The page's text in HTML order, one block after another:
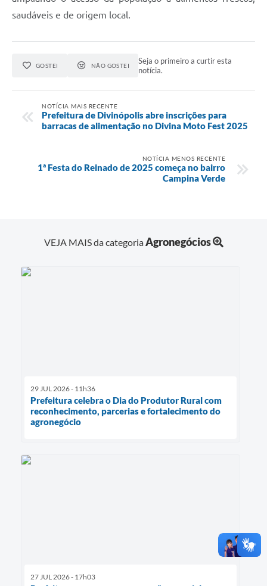
saudáveis e de origem local.
GOSTEI NÃO GOSTEI
Seja o primeiro a curtir esta
notícia.
NOTÍCIA MAIS RECENTE
Prefeitura de Divinópolis abre inscrições para
barracas de alimentação no Divina Moto Fest 2025
NOTÍCIA MENOS RECENTE
1ª Festa do Reinado de 2025 começa no bairro
Campina Verde
VEJA MAIS da categoriaAgronegócios
29 JUL 2026 - 11h36
Prefeitura celebra o Dia do Produtor Rural com
reconhecimento, parcerias e fortalecimento do
agronegócio
27 JUL 2026 - 17h03